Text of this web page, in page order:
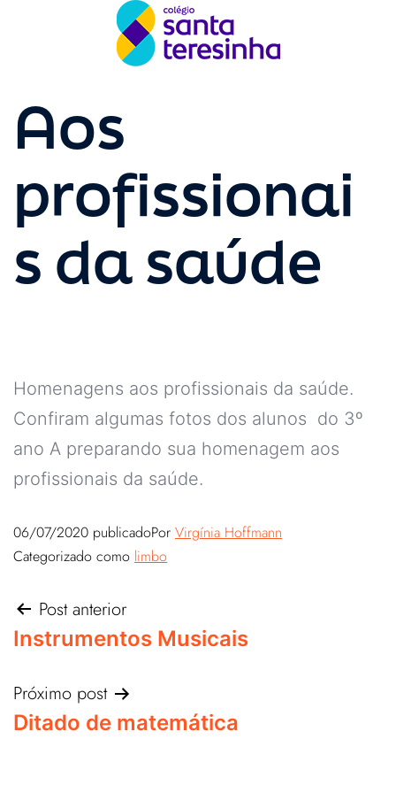
Aos
profissionai
s da saúde
Homenagens aos profissionais da saúde.
Confiram algumas fotos dos alunos do 3º
ano A preparando sua homenagem aos
profissionais da saúde.
06/07/2020 publicadoPor Virgínia Hoffmann
Categorizado como limbo
Post anterior
Instrumentos Musicais
Próximo post
Ditado de matemática